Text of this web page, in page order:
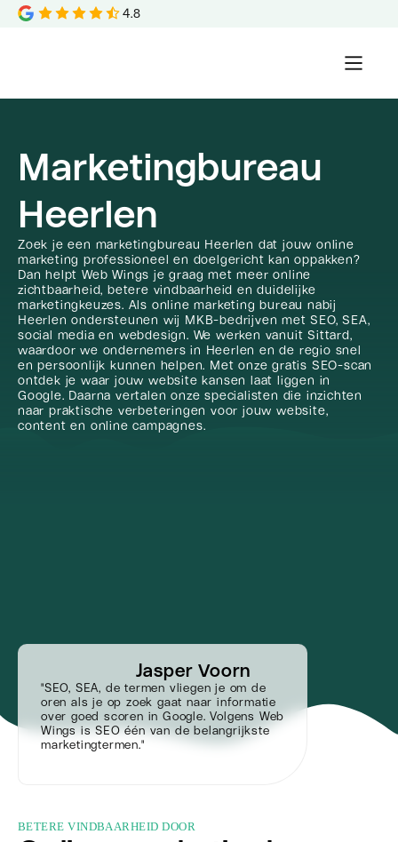
4.8
Marketingbureau
Heerlen
Zoek je een marketingbureau Heerlen dat jouw online
marketing professioneel en doelgericht kan oppakken?
Dan helpt Web Wings je graag met meer online
zichtbaarheid, betere vindbaarheid en duidelijke
marketingkeuzes. Als online marketing bureau nabij
Heerlen ondersteunen wij MKB-bedrijven met SEO, SEA,
social media en webdesign. We werken vanuit Sittard,
waardoor we ondernemers in Heerlen en de regio snel
en persoonlijk kunnen helpen. Met onze gratis SEO-scan
ontdek je waar jouw website kansen laat liggen in
Google. Daarna vertalen onze specialisten die inzichten
naar praktische verbeteringen voor jouw website,
content en online campagnes.
Jasper Voorn
"SEO, SEA, de termen vliegen je om de
oren als je op zoek gaat naar informatie
over goed scoren in Google. Volgens Web
Wings is SEO één van de belangrijkste
marketingtermen."
BETERE VINDBAARHEID DOOR